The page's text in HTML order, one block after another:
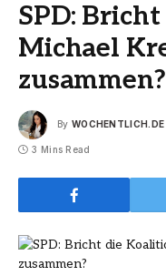
SPD:
Michael
zusammen?
By WOCHENTLICH.DE
3 Mins Read